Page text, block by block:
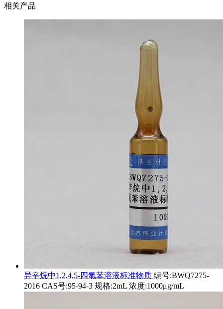
相关产品
异辛烷中1,2,4,5-四氯苯溶液标准物质 编号:BWQ7275-
2016 CAS号:95-94-3 规格:2mL 浓度:1000μg/mL